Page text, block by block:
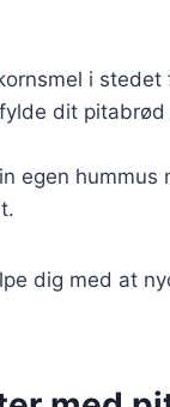
i
dit
egen hummus
dig med at